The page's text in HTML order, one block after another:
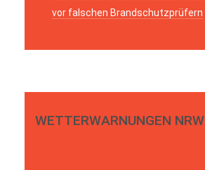
vor falschen Brandschutzprüfern
WETTERWARNUNGEN NRW